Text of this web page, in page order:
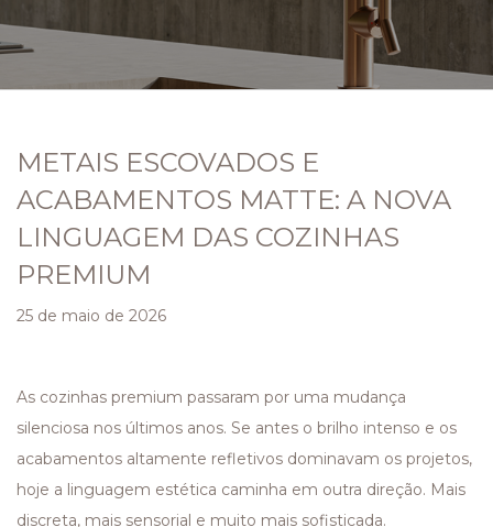
METAIS ESCOVADOS E
ACABAMENTOS MATTE: A NOVA
LINGUAGEM DAS COZINHAS
PREMIUM
25 de maio de 2026
As cozinhas premium passaram por uma mudança
silenciosa nos últimos anos. Se antes o brilho intenso e os
acabamentos altamente refletivos dominavam os projetos,
hoje a linguagem estética caminha em outra direção. Mais
discreta, mais sensorial e muito mais sofisticada.